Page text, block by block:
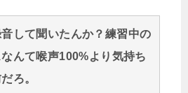
して聞いたんか？練習中の
んて喉声100%より気持ち
ろ。